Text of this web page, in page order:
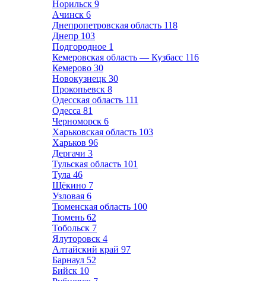
Норильск 9
Ачинск 6
Днепропетровская область 118
Днепр 103
Подгородное 1
Кемеровская область — Кузбасс 116
Кемерово 30
Новокузнецк 30
Прокопьевск 8
Одесская область 111
Одесса 81
Черноморск 6
Харьковская область 103
Харьков 96
Дергачи 3
Тульская область 101
Тула 46
Щёкино 7
Узловая 6
Тюменская область 100
Тюмень 62
Тобольск 7
Ялуторовск 4
Алтайский край 97
Барнаул 52
Бийск 10